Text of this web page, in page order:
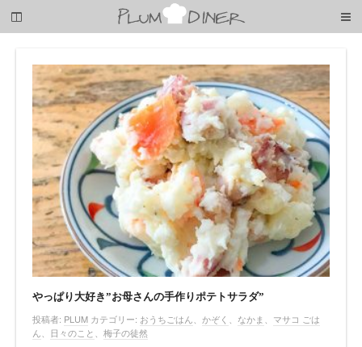
子
やっぱり大好き”お母さんの手作りポテトサラダ”
投稿者: PLUM カテゴリー: おうちごはん かぞく なかま
マサコ ごは
ん
日々のこと 梅子の徒然